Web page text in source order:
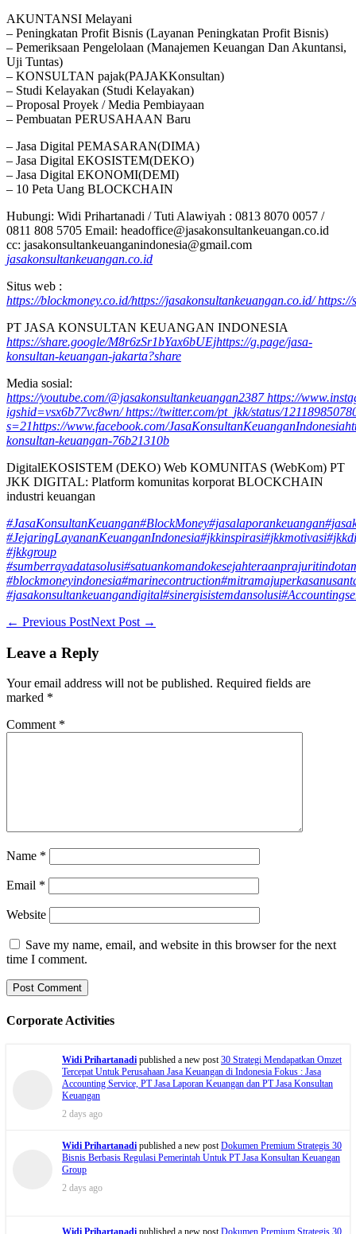
AKUNTANSI Melayani
– Peningkatan Profit Bisnis (Layanan Peningkatan Profit Bisnis)
– Pemeriksaan Pengelolaan (Manajemen Keuangan Dan Akuntansi,
Uji Tuntas)
– KONSULTAN pajak(PAJAKKonsultan)
– Studi Kelayakan (Studi Kelayakan)
– Proposal Proyek / Media Pembiayaan
– Pembuatan PERUSAHAAN Baru
– Jasa Digital PEMASARAN(DIMA)
– Jasa Digital EKOSISTEM(DEKO)
– Jasa Digital EKONOMI(DEMI)
– 10 Peta Uang BLOCKCHAIN
Hubungi: Widi Prihartanadi / Tuti Alawiyah : 0813 8070 0057 /
0811 808 5705 Email: headoffice@jasakonsultankeuangan.co.id
cc: jasakonsultankeuanganindonesia@gmail.com
jasakonsultankeuangan.co.id
Situs web :
https://blockmoney.co.id/https://jasakonsultankeuangan.co.id/https://
PT JASA KONSULTAN KEUANGAN INDONESIA
https://share.google/M8r6zSr1bYax6bUEjhttps://g.page/jasa-
konsultan-keuangan-jakarta?share
Media sosial:
https://youtube.com/@jasakonsultankeuangan2387https://
igshid=vsx6b77vc8wn/https://twitter.com/pt_jkk/status/
s=21https://www.facebook.com/JasaKonsultanKeuanganIndonesia
konsultan-keuangan-76b21310b
DigitalEKOSISTEM (DEKO) Web KOMUNITAS (WebKom) PT
JKK DIGITAL: Platform komunitas korporat BLOCKCHAIN
industri keuangan
#JasaKonsultanKeuangan#BlockMoney#jasalaporankeuangan
#JejaringLayananKeuanganIndonesia#jkkinspirasi#jkkmotivasi
#jkkgroup
#sumberrayadatasolusi
#blockmoneyindonesia#marinecontruction
#jasakonsultankeuangandigital#sinergisistemdansolusi
← Previous PostNext Post →
Leave a Reply
Your email address will not be published. Required fields are
marked *
Comment *
Name *
Email *
Website
Save my name, email, and website in this browser for the next
time I comment.
Corporate Activities
Widi Prihartanadi published a new postDokumen Premium Strategis 30
Bisnis Berbasis Regulasi Pemerintah Untuk PT Jasa Konsultan Keuangan
Group
2 days ago
Widi Prihartanadi published a new post30 Strategi Mendapatkan Omzet
Tercepat Untuk Perusahaan Jasa Keuangan di Indonesia Fokus : Jasa
Accounting Service, PT Jasa Laporan Keuangan dan PT Jasa Konsultan
Keuangan
Widi Prihartanadi published a new post Dokumen Premium Strategis 30